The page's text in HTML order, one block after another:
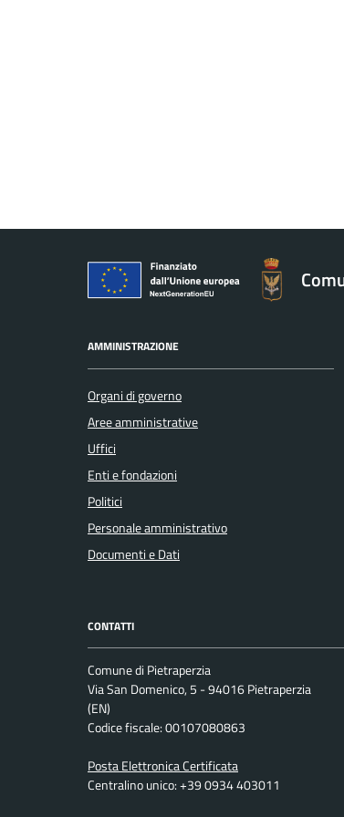
AMMINISTRAZIONE
Organi di governo
Aree amministrative
Uffici
Enti e fondazioni
Politici
Personale amministrativo
Documenti e Dati
CONTATTI
Comune di Pietraperzia
Via San Domenico, 5 - 94016 Pietraperzia
(EN)
Codice fiscale: 00107080863
Posta Elettronica Certificata
Centralino unico: +39 0934 403011